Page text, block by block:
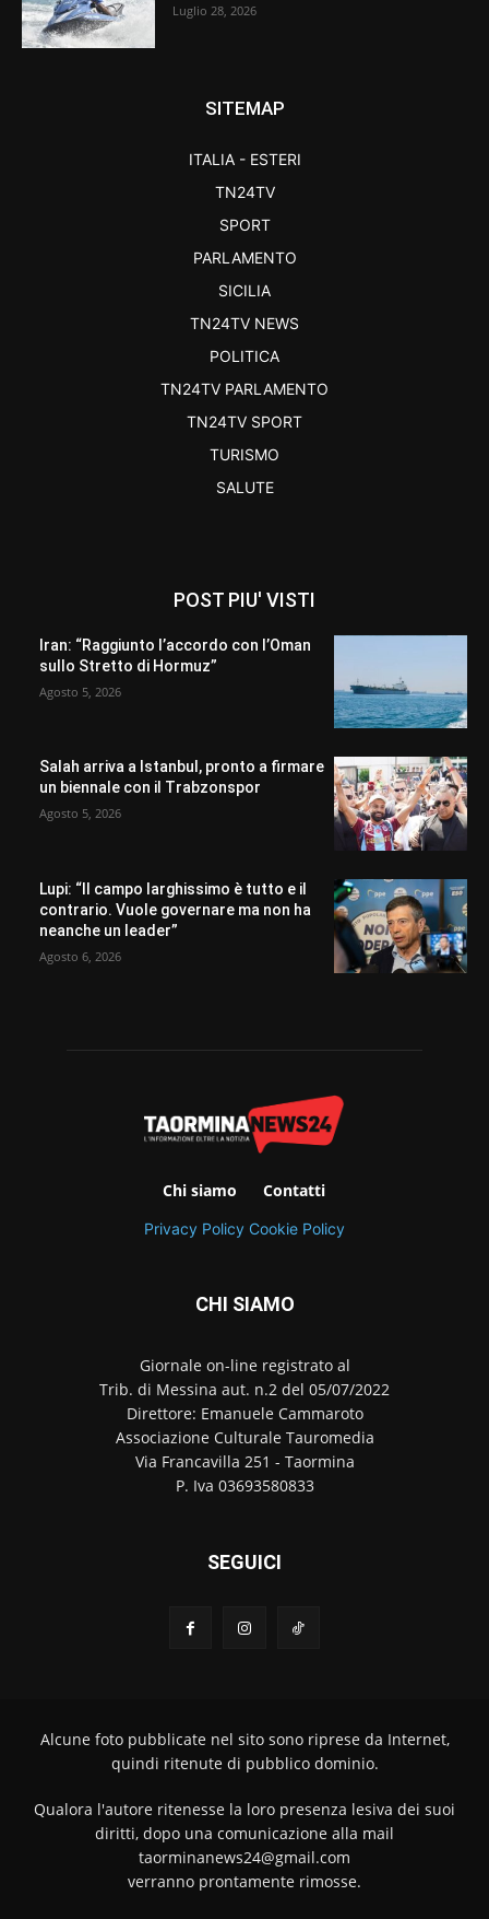
Luglio 28, 2026
SITEMAP
ITALIA - ESTERI
TN24TV
SPORT
PARLAMENTO
SICILIA
TN24TV NEWS
POLITICA
TN24TV PARLAMENTO
TN24TV SPORT
TURISMO
SALUTE
POST PIU' VISTI
Iran: “Raggiunto l’accordo con l’Oman
sullo Stretto di Hormuz”
Agosto 5, 2026
Salah arriva a Istanbul, pronto a firmare
un biennale con il Trabzonspor
Agosto 5, 2026
Lupi: “Il campo larghissimo è tutto e il
contrario. Vuole governare ma non ha
neanche un leader”
Agosto 6, 2026
Chi siamo Contatti
Privacy Policy Cookie Policy
CHI SIAMO
Giornale on-line registrato al
Trib. di Messina aut. n.2 del 05/07/2022
Direttore: Emanuele Cammaroto
Associazione Culturale Tauromedia
Via Francavilla 251 - Taormina
P. Iva 03693580833
SEGUICI
Alcune foto pubblicate nel sito sono riprese da Internet,
quindi ritenute di pubblico dominio.
Qualora l'autore ritenesse la loro presenza lesiva dei suoi
diritti, dopo una comunicazione alla mail
taorminanews24@gmail.com
verranno prontamente rimosse.